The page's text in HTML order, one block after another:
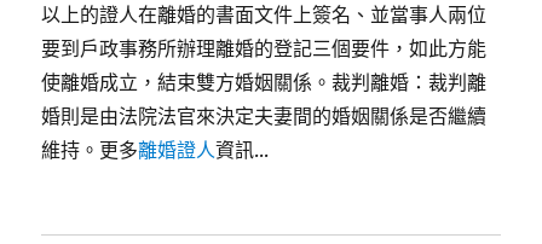
以上的證人在離婚的書面文件上簽名、並當事人兩位
要到戶政事務所辦理離婚的登記三個要件，如此方能
使離婚成立，結束雙方婚姻關係。裁判離婚：裁判離
婚則是由法院法官來決定夫妻間的婚姻關係是否繼續
維持。更多離婚證人資訊...